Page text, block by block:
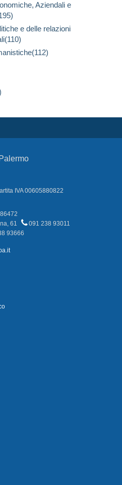
Aziendali e
e delle relazioni
IVA 00605880822
61
091 238 93011
93666